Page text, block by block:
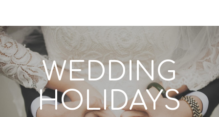
WEDDING
HOLIDAYS